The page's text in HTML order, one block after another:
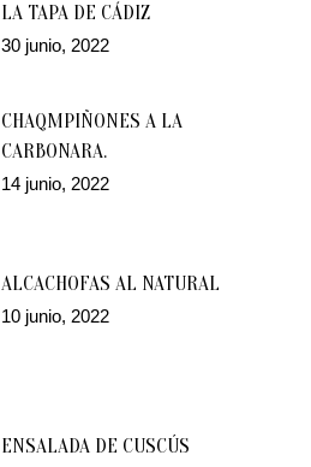
LA TAPA DE CÁDIZ
30 junio, 2022
CHAQMPIÑONES A LA
CARBONARA.
14 junio, 2022
ALCACHOFAS AL NATURAL
10 junio, 2022
ENSALADA DE CUSCÚS